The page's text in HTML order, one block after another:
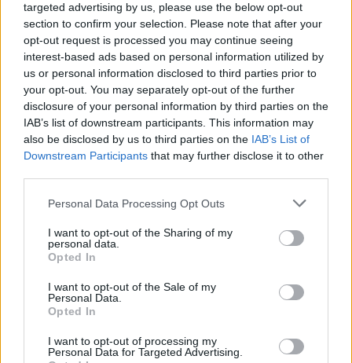
targeted advertising by us, please use the below opt-out
section to confirm your selection. Please note that after your
opt-out request is processed you may continue seeing
interest-based ads based on personal information utilized by
us or personal information disclosed to third parties prior to
your opt-out. You may separately opt-out of the further
disclosure of your personal information by third parties on the
IAB’s list of downstream participants. This information may
also be disclosed by us to third parties on the IAB’s List of
Downstream Participants that may further disclose it to other
Please note that this website/app uses one or more Google
not limited to your visit or usage behaviour. You may click to
grant or deny consent to Google and its third-party tags to
use your data for below specified purposes in below Google
consent section.
Personal Data Processing Opt Outs
I want to opt-out of the Sharing of my
personal data.
Opted In
I want to opt-out of the Sale of my
Personal Data.
Opted In
I want to opt-out of processing my
Personal Data for Targeted Advertising.